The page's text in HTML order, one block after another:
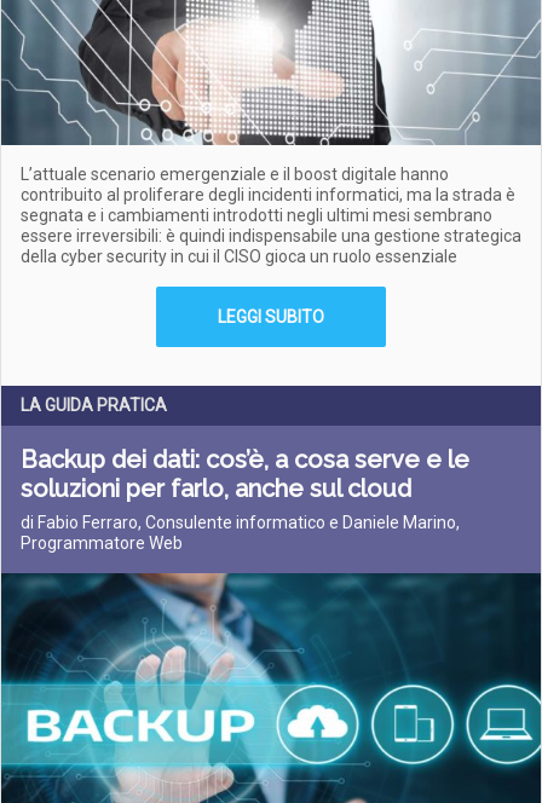
L’attuale scenario emergenziale e il boost digitale hanno
contribuito al proliferare degli incidenti informatici, ma la strada è
segnata e i cambiamenti introdotti negli ultimi mesi sembrano
essere irreversibili: è quindi indispensabile una gestione strategica
della cyber security in cui il CISO gioca un ruolo essenziale
LEGGI SUBITO
LA GUIDA PRATICA
Backup dei dati: cos’è, a cosa serve e le
soluzioni per farlo, anche sul cloud
di Fabio Ferraro, Consulente informatico e Daniele Marino,
Programmatore Web